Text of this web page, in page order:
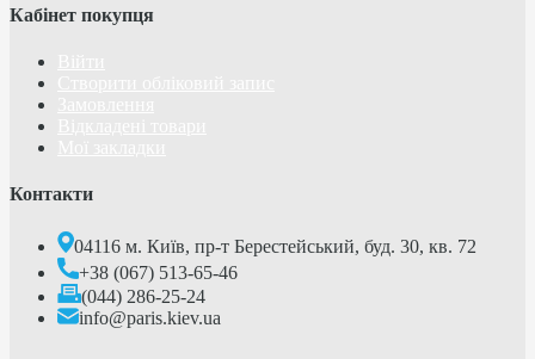
Кабінет покупця
Контакти
04116 м. Київ, пр-т Берестейський, буд. 30, кв. 72
+38 (067) 513-65-46
(044) 286-25-24
info@paris.kiev.ua